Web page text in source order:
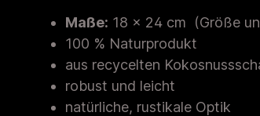
Maße: 18 x 24 cm (Größe
100 % Naturprodukt
aus recycelten
robust und leicht
natürliche, rustikale Optik